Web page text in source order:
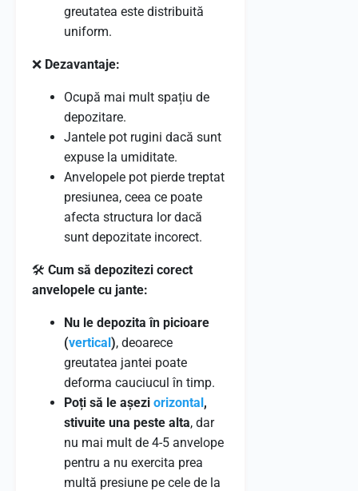
greutatea este distribuită
uniform.
❌ Dezavantaje:
Ocupă mai mult spațiu de
depozitare.
Jantele pot rugini dacă sunt
expuse la umiditate.
Anvelopele pot pierde treptat
presiunea, ceea ce poate
afecta structura lor dacă
sunt depozitate incorect.
🛠️ Cum să depozitezi corect
anvelopele cu jante:
Nu le depozita în picioare
(vertical), deoarece
greutatea jantei poate
deforma cauciucul în timp.
Poți să le așezi orizontal,
stivuite una peste alta, dar
nu mai mult de 4-5 anvelope
pentru a nu exercita prea
multă presiune pe cele de la